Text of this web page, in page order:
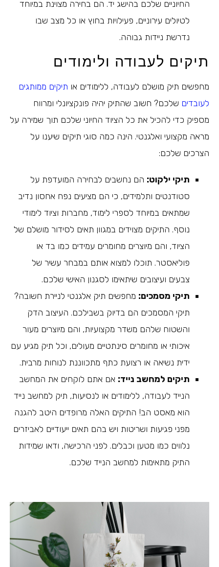
החיוניים שלכם בהישג יד. הם בחירה מצוינת במיוחד
לטיולים עירוניים, פעילויות בחוץ או כל מצב שבו
נדרשת ניידות גבוהה.
תיקים לעבודה ולימודים
מחפשים תיק מושלם לעבודה, ללימודים או תיקים ממותגים
לעובדים שלכם? חשוב שהתיק יהיה פונקציונלי ומרווח
מספיק כדי להכיל את כל הציוד החיוני שלכם תוך שמירה על
מראה מקצועי ואלגנטי. הינה כמה סוגי תיקים שיענו על
הצרכים שלכם:
תיקי ילקוט: הם נחשבים לבחירה המועדפת על
סטודנטים ותלמידים, כי הם מציעים נפח אחסון נדיב
שמתאים במיוחד לספרי לימוד, מחברות וציוד לימודי
נוסף. התיקים מצוידים במגוון תאים לסידור מושלם של
הציוד, והם מיוצרים מחומרים עמידים כמו בד או
פוליאסטר. תוכלו למצוא אותם במבחר עשיר של
צבעים ועיצובים שיתאימו לסגנון האישי שלכם.
תיקי מסמכים: מחפשים תיק אלגנטי לניירת חשובה?
תיקי המסמכים הם בדיוק בשבילכם. העיצוב הדק
והשטוח שלהם משדר מקצועיות, והם מיוצרים מעור
איכותי או מחומרים סינתטיים מעולים, וכל תיק מגיע עם
ידית נשיאה או רצועת כתף מתכווננת לנוחות מרבית.
תיקים למחשב נייד: אם אתם לוקחים את המחשב
הנייד לעבודה, ללימודים או לנסיעות, תיק למחשב נייד
הוא מאסט הב! התיקים האלה מרופדים היטב להגנה
מפני פגיעות ושריטות ויש בהם תאים ייעודיים לאביזרים
נלווים כמו מטען וכבלים. לפני הרכישה, ודאו שמידות
התיק מתאימות למחשב הנייד שלכם.